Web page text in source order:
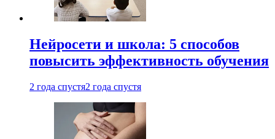
Нейросети и школа: 5 способов
повысить эффективность обучения
2 года спустя2 года спустя